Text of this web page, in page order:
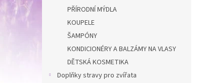
PŘÍRODNÍ MÝDLA
KOUPELE
ŠAMPÓNY
KONDICIONÉRY A BALZÁMY NA VLASY
DĚTSKÁ KOSMETIKA
Doplňky stravy pro zvířata